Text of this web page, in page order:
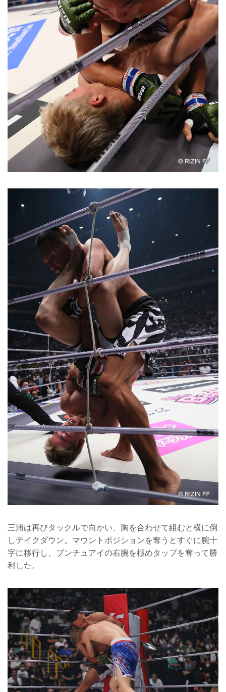
三浦は再びタックルで向かい、胸を合わせて組むと横に倒
しテイクダウン。マウントポジションを奪うとすぐに腕十
字に移行し、ブンチュアイの右腕を極めタップを奪って勝
利した。